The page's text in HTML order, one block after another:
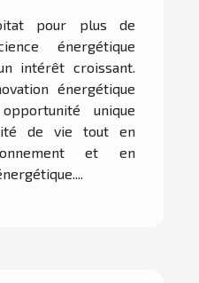
pour plus de
énergétique
intérêt croissant.
énergétique
unique
de vie tout en
et en